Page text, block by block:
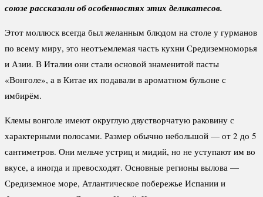
союзе рассказали об особенностях этих деликатесов.
Этот моллюск всегда был желанным блюдом на столе у гурманов
по всему миру, это неотъемлемая часть кухни Средиземноморья
и Азии. В Италии они стали основой знаменитой пасты
«Вонголе», а в Китае их подавали в ароматном бульоне с
имбирём.
Клемы вонголе имеют округлую двустворчатую раковину с
характерными полосами. Размер обычно небольшой — от 2 до 5
сантиметров. Они мельче устриц и мидий, но не уступают им во
вкусе, а иногда и превосходят. Основные регионы вылова —
Средиземное море, Атлантическое побережье Испании и